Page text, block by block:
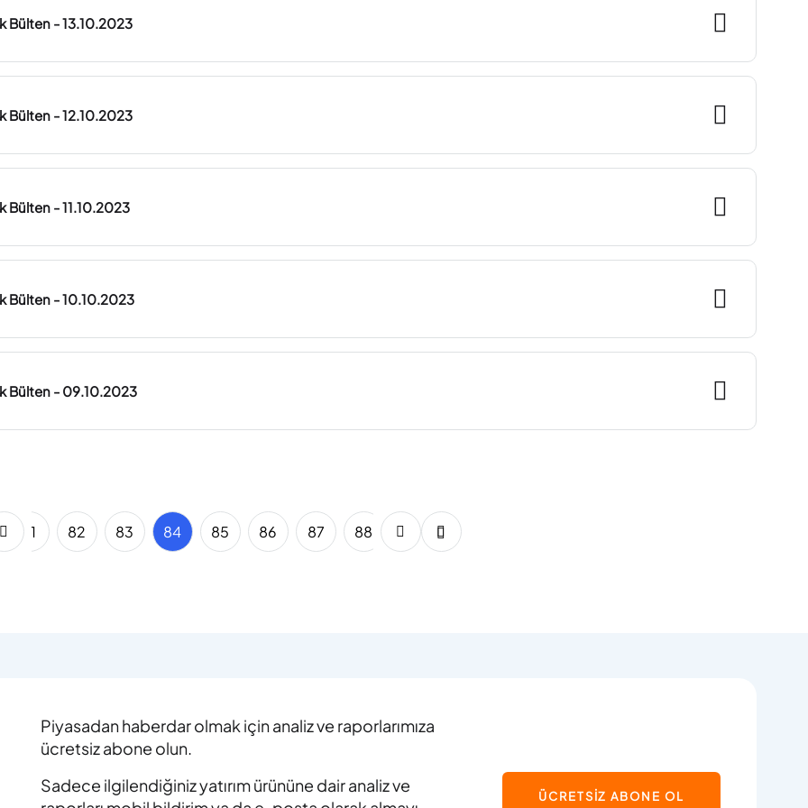
Bülten - 13.10.2023
Bülten - 12.10.2023
Bülten - 11.10.2023
Bülten - 10.10.2023
Bülten - 09.10.2023
81 82 83 84 85 86 87 88 89 90
Piyasadan haberdar olmak için analiz ve raporlarımıza
ücretsiz abone olun.
Sadece ilgilendiğiniz yatırım ürününe dair analiz ve
ÜCRETSİZ ABONE OL